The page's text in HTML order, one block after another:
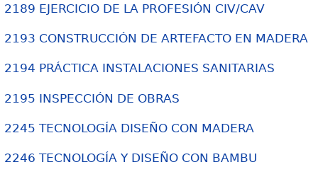
2189 EJERCICIO DE LA PROFESIÓN CIV/CAV
2193 CONSTRUCCIÓN DE ARTEFACTO EN MADERA
2194 PRÁCTICA INSTALACIONES SANITARIAS
2195 INSPECCIÓN DE OBRAS
2245 TECNOLOGÍA DISEÑO CON MADERA
2246 TECNOLOGÍA Y DISEÑO CON BAMBU